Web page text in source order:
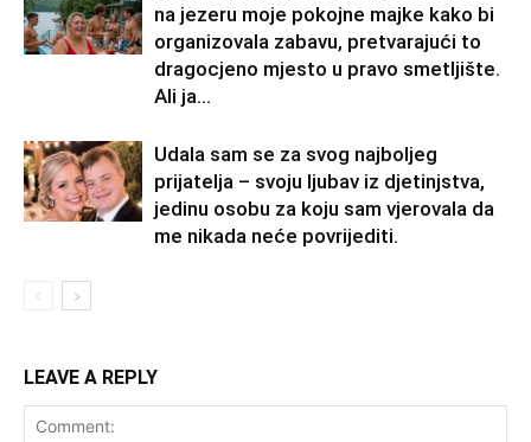
na jezeru moje pokojne majke kako bi
organizovala zabavu, pretvarajući to
dragocjeno mjesto u pravo smetljište.
Ali ja...
Udala sam se za svog najboljeg
prijatelja – svoju ljubav iz djetinjstva,
jedinu osobu za koju sam vjerovala da
me nikada neće povrijediti.
LEAVE A REPLY